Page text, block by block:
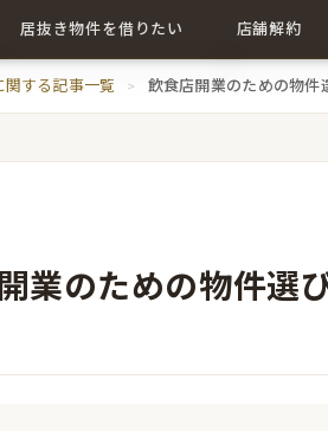
居抜き物件を借りたい
居抜き物件について詳しく
店舗解約
店舗解約に
する記事一覧 飲食店開業のための物件
業のための物件選